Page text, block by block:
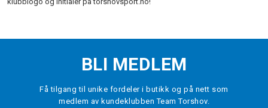
BLI MEDLEM
Få tilgang til unike fordeler i butikk og på nett som
medlem av kundeklubben Team Torshov.